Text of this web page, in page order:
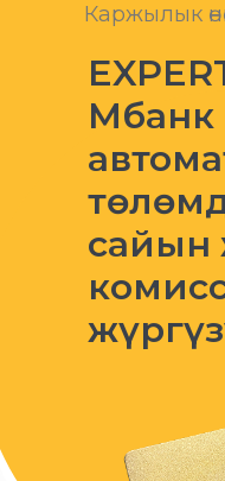
Каржылык
Mбанк
сайын